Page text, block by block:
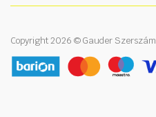
Copyright 2026 © Gauder Szerszám